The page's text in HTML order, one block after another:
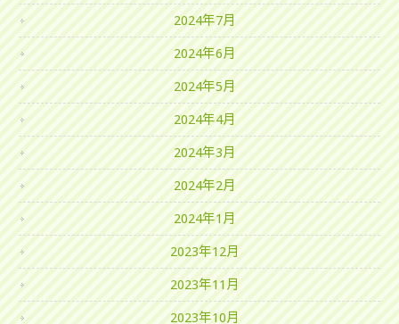
2024年7月
2024年6月
2024年5月
2024年4月
2024年3月
2024年2月
2024年1月
2023年12月
2023年11月
2023年10月